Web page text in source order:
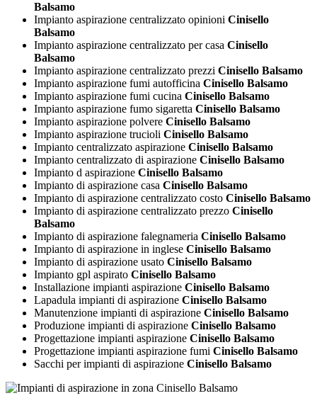
Balsamo
Impianto aspirazione centralizzato opinioni Cinisello
Balsamo
Impianto aspirazione centralizzato per casa Cinisello
Balsamo
Impianto aspirazione centralizzato prezzi Cinisello Balsamo
Impianto aspirazione fumi autofficina Cinisello Balsamo
Impianto aspirazione fumi cucina Cinisello Balsamo
Impianto aspirazione fumo sigaretta Cinisello Balsamo
Impianto aspirazione polvere Cinisello Balsamo
Impianto aspirazione trucioli Cinisello Balsamo
Impianto centralizzato aspirazione Cinisello Balsamo
Impianto centralizzato di aspirazione Cinisello Balsamo
Impianto d aspirazione Cinisello Balsamo
Impianto di aspirazione casa Cinisello Balsamo
Impianto di aspirazione centralizzato costo Cinisello Balsamo
Impianto di aspirazione centralizzato prezzo Cinisello
Balsamo
Impianto di aspirazione falegnameria Cinisello Balsamo
Impianto di aspirazione in inglese Cinisello Balsamo
Impianto di aspirazione usato Cinisello Balsamo
Impianto gpl aspirato Cinisello Balsamo
Installazione impianti aspirazione Cinisello Balsamo
Lapadula impianti di aspirazione Cinisello Balsamo
Manutenzione impianti di aspirazione Cinisello Balsamo
Produzione impianti di aspirazione Cinisello Balsamo
Progettazione impianti aspirazione Cinisello Balsamo
Progettazione impianti aspirazione fumi Cinisello Balsamo
Sacchi per impianti di aspirazione Cinisello Balsamo